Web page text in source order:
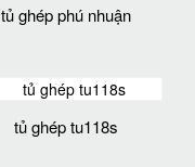
tủ ghép phú nhuận
tủ ghép tu118s